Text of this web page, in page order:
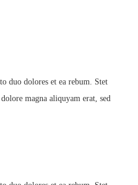
duo dolores et ea rebum. Stet
magna aliquyam erat, sed